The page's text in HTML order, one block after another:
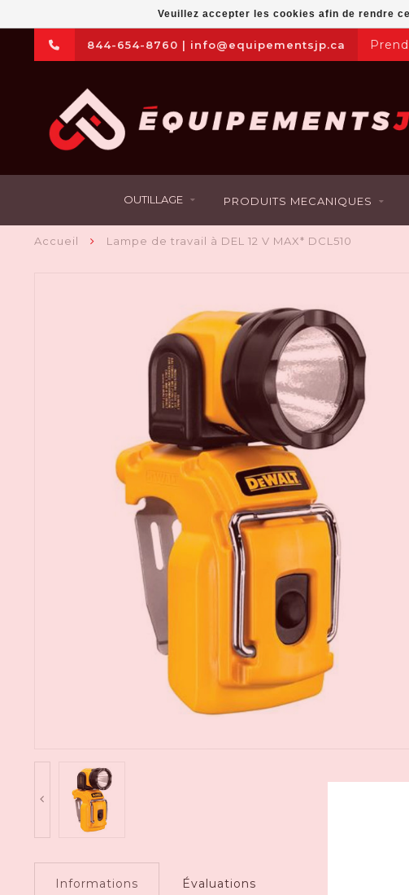
844-654-8760 | info@equipementsjp.ca
OUTILLAGE PRODUITS MECANIQUES
Accueil Lampe de travail à DEL 12 V MAX* DCL510
Informations Évaluations
Veuillez accepter les cookies afin de rendre